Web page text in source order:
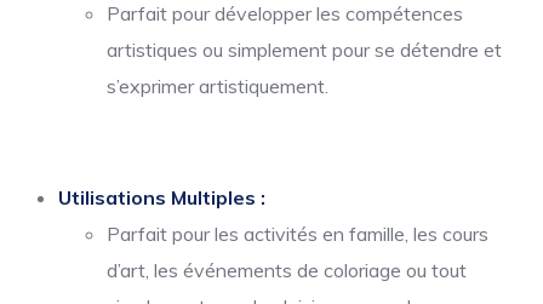
Parfait pour développer les compétences
artistiques ou simplement pour se détendre et
s’exprimer artistiquement.
Utilisations Multiples :
Parfait pour les activités en famille, les cours
d’art, les événements de coloriage ou tout